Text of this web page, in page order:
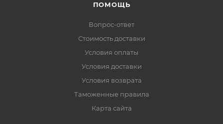
ПОМОЩЬ
Вопрос-ответ
Стоимость доставки
Условия оплаты
Условия доставки
Условия возврата
Таможенные правила
Карта сайта